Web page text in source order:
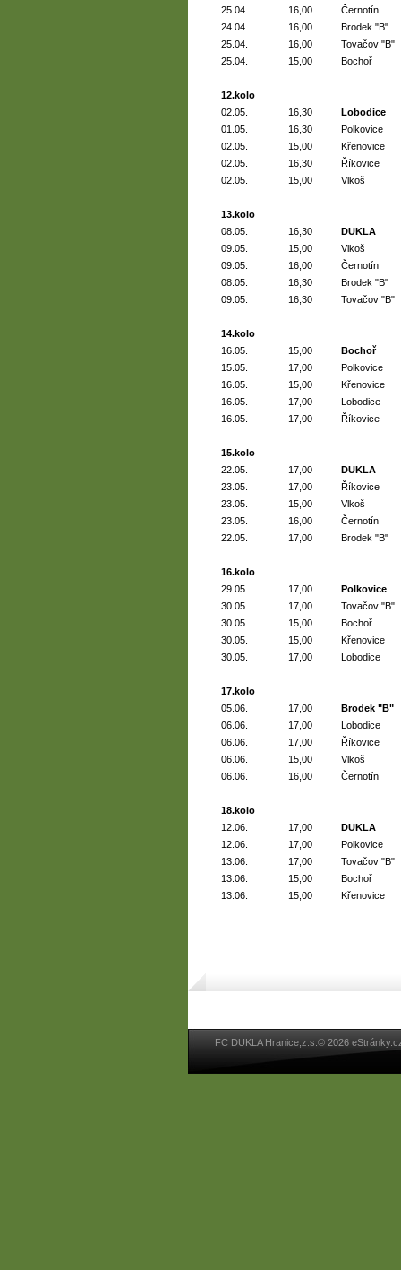
25.04.
16,00
Černotín
24.04.
16,00
Brodek "B"
25.04.
16,00
Tovačov "B"
25.04.
15,00 Bochoř
12.kolo
02.05.
16,30
Lobodice
01.05.
16,30
Polkovice
02.05.
15,00
Křenovice
02.05.
16,30
Říkovice
02.05.
15,00 Vlkoš
13.kolo
08.05.
16,30
DUKLA
09.05.
15,00
Vlkoš
09.05.
16,00
Černotín
08.05.
16,30
Brodek "B"
09.05.
16,30 Tovačov "B"
14.kolo
16.05.
15,00
Bochoř
15.05.
17,00
Polkovice
16.05.
15,00
Křenovice
16.05.
17,00
Lobodice
16.05.
17,00 Říkovice
15.kolo
22.05.
17,00
DUKLA
23.05.
17,00
Říkovice
23.05.
15,00
Vlkoš
23.05.
16,00
Černotín
22.05.
17,00 Brodek "B"
16.kolo
29.05.
17,00
Polkovice
30.05.
17,00
Tovačov "B"
30.05.
15,00
Bochoř
30.05.
15,00
Křenovice
30.05.
17,00 Lobodice
17.kolo
05.06.
17,00
Brodek "B"
06.06.
17,00
Lobodice
06.06.
17,00
Říkovice
06.06.
15,00
Vlkoš
06.06.
16,00 Černotín
18.kolo
12.06.
17,00
DUKLA
12.06.
17,00
Polkovice
13.06.
17,00
Tovačov "B"
13.06.
15,00
Bochoř
13.06.
15,00 Křenovice
FC DUKLA Hranice,z.s.© 2026